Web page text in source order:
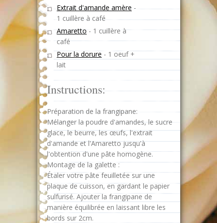
Extrait d'amande amère -
1 cuillère à café
Amaretto - 1 cuillère à
café
Pour la dorure - 1 oeuf +
lait
Instructions:
Préparation de la frangipane:
Mélanger la poudre d'amandes, le sucre
glace, le beurre, les œufs, l'extrait
d'amande et l'Amaretto jusqu'à
l'obtention d'une pâte homogène.
Montage de la galette :
Étaler votre pâte feuilletée sur une
plaque de cuisson, en gardant le papier
sulfurisé. Ajouter la frangipane de
manière équilibrée en laissant libre les
bords sur 2cm.